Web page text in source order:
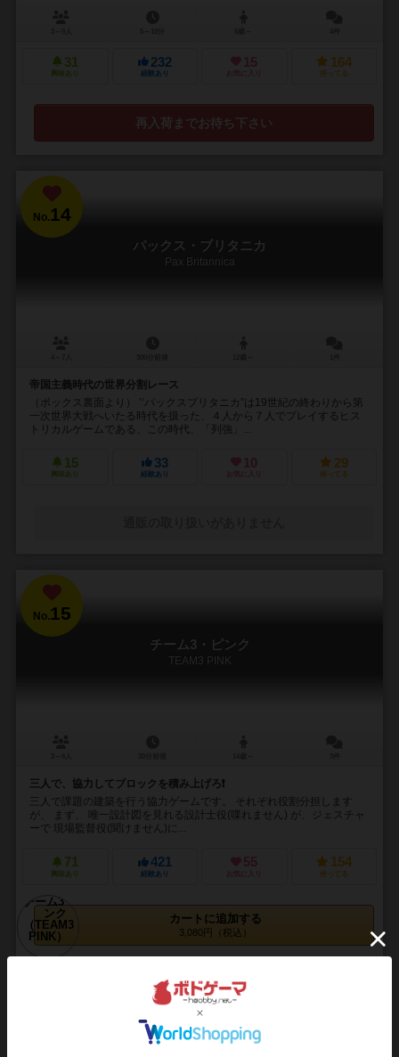
31
興味あり
232
経験あり
15
お気に入り
164
持ってる
再入荷までお待ち下さい
No.14
パックス・ブリタニカ
Pax Britannica
帝国主義時代の世界分割レース
（ボックス裏面より） ’’パックスブリタニカ”は19世紀の終わりから第
一次世界大戦へいたる時代を扱った、４人から７人でプレイするヒス
トリカルゲームである、この時代、「列強」...
15
興味あり
33
経験あり
10
お気に入り
29
持ってる
No.15
チーム3・ピンク
TEAM3 PINK
三人で、協力してブロックを積み上げろ❗
三人で課題の建築を行う協力ゲームです。 それぞれ役割分担します
が、 まず、 唯一設計図を見れる設計士役(喋れません) が、ジェスチャ
ーで 現場監督役(聞けません)に...
71
興味あり
421
経験あり
55
お気に入り
154
持ってる
カートに追加する
3,080円（税込）
ブラックストーリーズ：50の黒い物語